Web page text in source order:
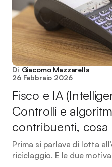
Di Giacomo Mazzarella
26 Febbraio 2026
Fisco e IA
Controlli e
contribuenti, cosa
Prima si parlava di lotta
riciclaggio. E le due